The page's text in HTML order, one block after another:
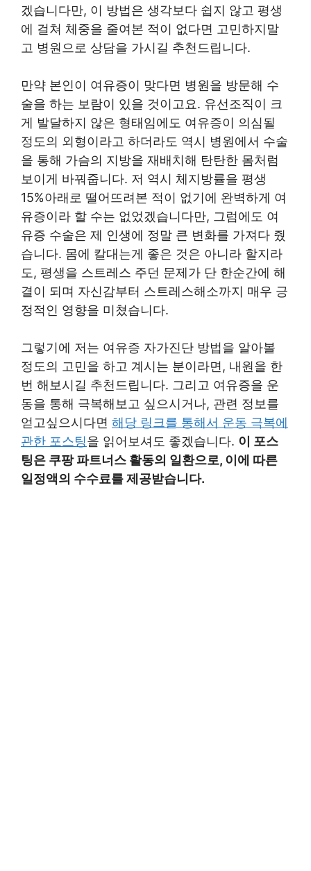
겠습니다만, 이 방법은 생각보다 쉽지 않고 평생
에 걸쳐 체중을 줄여본 적이 없다면 고민하지말
고 병원으로 상담을 가시길 추천드립니다.
만약 본인이 여유증이 맞다면 병원을 방문해 수
술을 하는 보람이 있을 것이고요. 유선조직이 크
게 발달하지 않은 형태임에도 여유증이 의심될
정도의 외형이라고 하더라도 역시 병원에서 수술
을 통해 가슴의 지방을 재배치해 탄탄한 몸처럼
보이게 바꿔줍니다. 저 역시 체지방률을 평생
15%아래로 떨어뜨려본 적이 없기에 완벽하게 여
유증이라 할 수는 없었겠습니다만, 그럼에도 여
유증 수술은 제 인생에 정말 큰 변화를 가져다 줬
습니다. 몸에 칼대는게 좋은 것은 아니라 할지라
도, 평생을 스트레스 주던 문제가 단 한순간에 해
결이 되며 자신감부터 스트레스해소까지 매우 긍
정적인 영향을 미쳤습니다.
그렇기에 저는 여유증 자가진단 방법을 알아볼
정도의 고민을 하고 계시는 분이라면, 내원을 한
번 해보시길 추천드립니다. 그리고 여유증을 운
동을 통해 극복해보고 싶으시거나, 관련 정보를
얻고싶으시다면 해당 링크를 통해서 운동 극복에
관한 포스팅을 읽어보셔도 좋겠습니다. 이 포스
팅은 쿠팡 파트너스 활동의 일환으로, 이에 따른
일정액의 수수료를 제공받습니다.